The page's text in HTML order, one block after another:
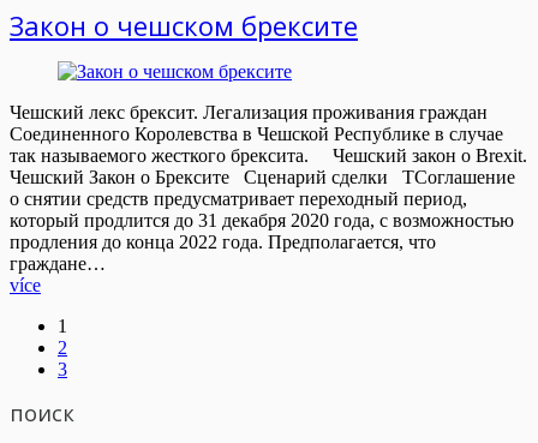
Закон о чешском брексите
Чешский лекс брексит. Легализация проживания граждан
Соединенного Королевства в Чешской Республике в случае
так называемого жесткого брексита. Чешский закон о Brexit.
Чешский Закон о Брексите Сценарий сделки TСоглашение
о снятии средств предусматривает переходный период,
который продлится до 31 декабря 2020 года, с возможностью
продления до конца 2022 года. Предполагается, что
граждане…
více
1
2
3
поиск